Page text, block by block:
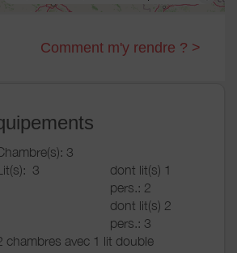
Comment m'y rendre ? >
3
3
dont lit(s) 1
pers.: 2
dont lit(s) 2
pers.: 3
chambres avec 1 lit double